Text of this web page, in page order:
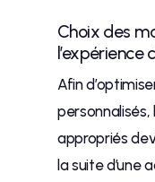
Choix des
l’expérience
Afin
appropriés
la suite d’une